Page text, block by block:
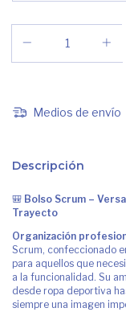
Medios de envío
Descripción
🎒 Bolso Scrum –
Trayecto
Organización
Scrum, confeccionado
para aquellos que
a la funcionalidad. Su
desde ropa deportiva
siempre una imagen